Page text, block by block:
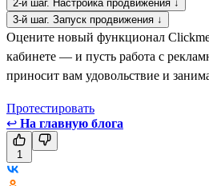
2-й шаг. Настройка продвижения ↓
3-й шаг. Запуск продвижения ↓
Оцените новый функционал
кабинете — и пусть работа с
приносит вам удовольствие и
Протестировать
↩ На главную блога
1